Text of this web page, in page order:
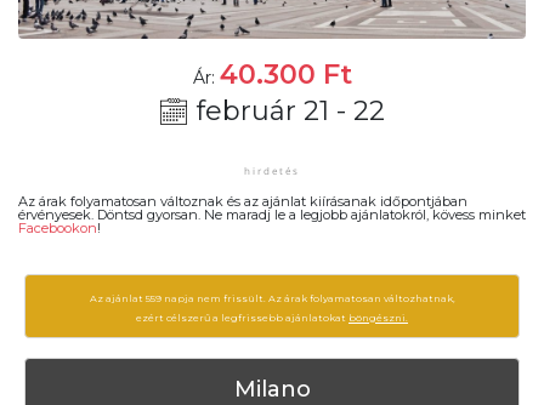
Ár: 40.300 Ft
február 21 - 22
Az árak folyamatosan változnak és az ajánlat kiírásanak időpontjában
érvényesek. Döntsd gyorsan. Ne maradj le a legjobb ajánlatokról, kövess minket
Facebookon!
Az ajánlat 559 napja nem frissült. Az árak folyamatosan változhatnak,
ezért célszerű a legfrissebb ajánlatokat böngészni.
Milano